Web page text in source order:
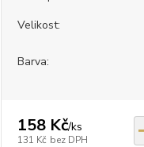
Velikost:
Barva:
158 Kč/ks
131 Kč bez DPH